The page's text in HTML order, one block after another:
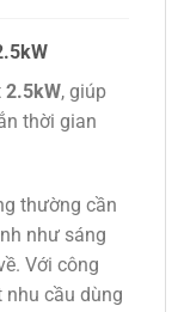
2.5kW, giúp
thời gian
thường cần
như sáng
Với công
nhu cầu dùng